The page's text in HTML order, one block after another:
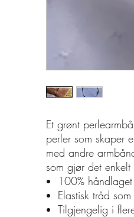
Et grønt
perler som skaper
med andre
som gjør det
100% håndlaget
Elastisk tråd
Tilgjengelig i